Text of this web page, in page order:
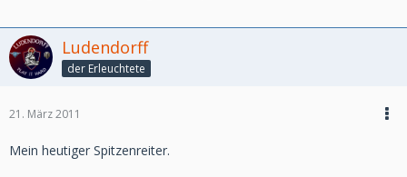
Ludendorff
der Erleuchtete
21. März 2011
Mein heutiger Spitzenreiter.